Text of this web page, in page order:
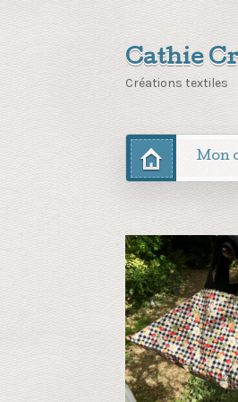
Cathie
Créations textiles
Mon